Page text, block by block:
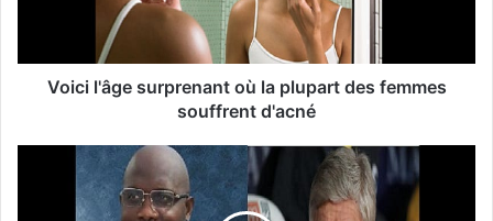
Voici l'âge surprenant où la plupart des femmes
souffrent d'acné